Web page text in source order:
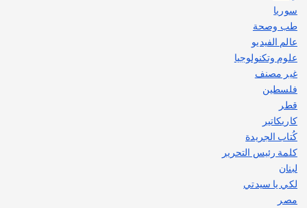
سوريا
طب وصحة
عالم الفيديو
علوم وتكنولوجيا
غير مصنف
فلسطين
قطر
كاريكاتير
كُتاب الجريدة
كلمة رئيس التحرير
لبنان
لكي يا سيدتي
مصر